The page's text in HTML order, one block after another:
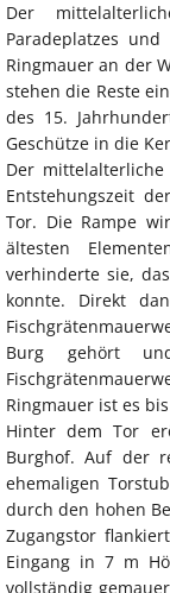
Der
Paradeplatzes
Ringmauer an der
stehen die Reste
des 15.
Geschütze in die
Der
Entstehungszeit
Tor. Die Rampe
ältesten
verhinderte sie,
konnte. Direkt
Burg gehört
Ringmauer ist es
Hinter dem Tor
Burghof. Auf der
ehemaligen
durch den hohen
Zugangstor
Eingang in 7 m
vollständig